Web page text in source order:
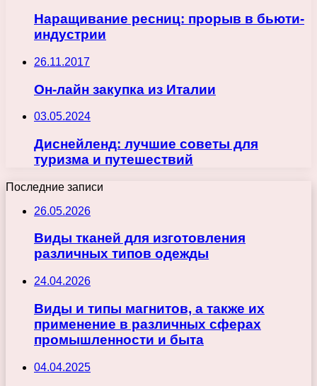
Наращивание ресниц: прорыв в бьюти-
индустрии
26.11.2017
Он-лайн закупка из Италии
03.05.2024
Диснейленд: лучшие советы для
туризма и путешествий
Последние записи
26.05.2026
Виды тканей для изготовления
различных типов одежды
24.04.2026
Виды и типы магнитов, а также их
применение в различных сферах
промышленности и быта
04.04.2025